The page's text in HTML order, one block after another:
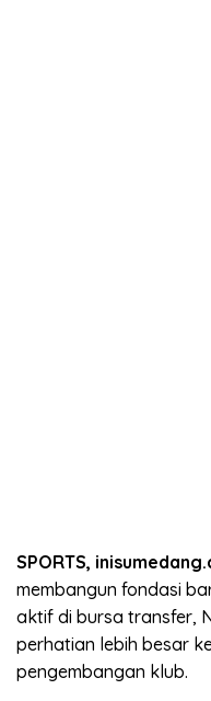
SPORTS,
membangun fondasi
aktif di bursa transfer,
perhatian lebih besar
pengembangan klub.